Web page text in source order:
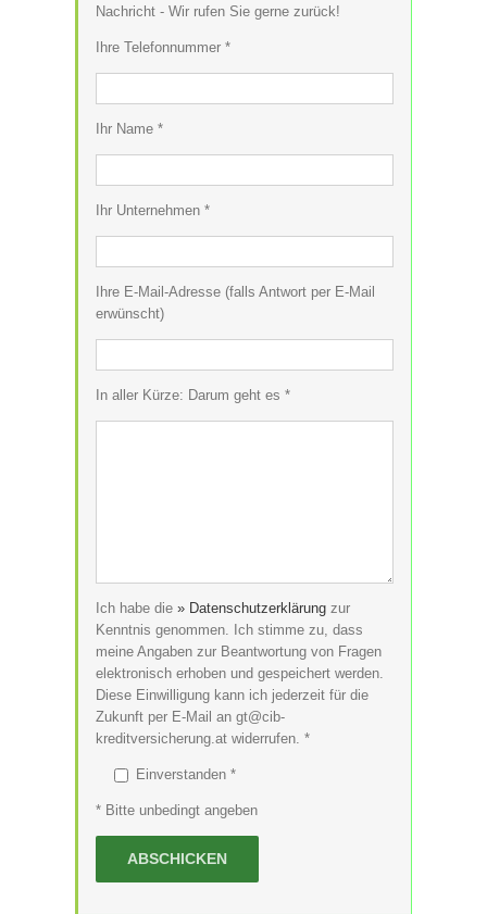
Nachricht - Wir rufen Sie gerne zurück!
Ihre Telefonnummer *
Ihr Name *
Ihr Unternehmen *
Ihre E-Mail-Adresse (falls Antwort per E-Mail
erwünscht)
In aller Kürze: Darum geht es *
Ich habe die » Datenschutzerklärungzur
Kenntnis genommen. Ich stimme zu, dass
meine Angaben zur Beantwortung von Fragen
elektronisch erhoben und gespeichert werden.
Diese Einwilligung kann ich jederzeit für die
Zukunft per E-Mail an gt@cib-
kreditversicherung.at widerrufen. *
Einverstanden *
* Bitte unbedingt angeben